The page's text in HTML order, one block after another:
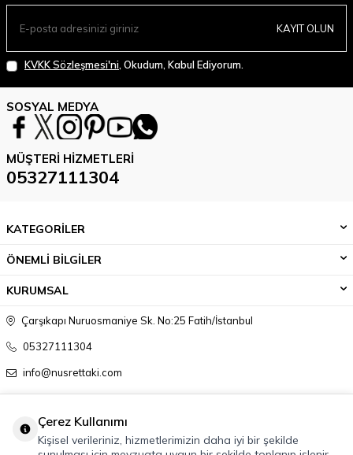
KAYIT OLUN
KVKK Sözleşmesi'ni , Okudum, Kabul Ediyorum.
SOSYAL MEDYA
MÜŞTERI HIZMETLERI
05327111304
KATEGORİLER
ÖNEMLİ BİLGİLER
KURUMSAL
Çarşıkapı Nuruosmaniye Sk. No:25 Fatih/İstanbul
05327111304
info@nusrettaki.com
Çerez Kullanımı
Kişisel verileriniz, hizmetlerimizin daha iyi bir şekilde